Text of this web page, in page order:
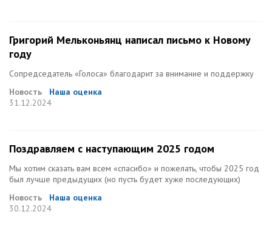
Григорий Мельконьянц написал письмо к Новому
году
Сопредседатель «Голоса» благодарит за внимание и поддержку
Новость
Наша оценка
31.12.2024
Поздравляем с наступающим 2025 годом
Мы хотим сказать вам всем «спасибо» и пожелать, чтобы 2025 год
был лучше предыдущих (но пусть будет хуже последующих)
Новость
Наша оценка
30.12.2024